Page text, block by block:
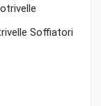
Soffiatori